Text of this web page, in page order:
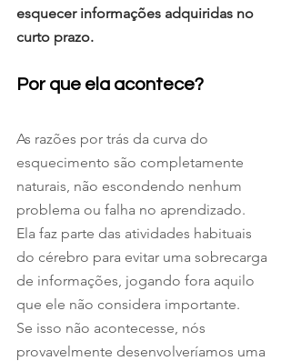
esquecer informações adquiridas no
curto prazo.
Por que ela acontece?
As razões por trás da curva do
esquecimento são completamente
naturais, não escondendo nenhum
problema ou falha no aprendizado.
Ela faz parte das atividades habituais
do cérebro para evitar uma sobrecarga
de informações, jogando fora aquilo
que ele não considera importante.
Se isso não acontecesse, nós
provavelmente desenvolveríamos uma